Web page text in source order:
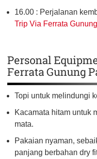
16.00 : Perjalanan
Trip Via Ferrata
Personal
Ferrata Gunung
Topi untuk melindungi
Kacamata hitam untuk
mata.
Pakaian nyaman,
panjang berbahan dry